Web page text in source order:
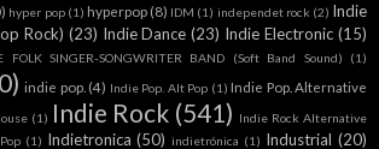
hyper pop (1) hyperpop (8) IDM (1) independet rock (2) Indie
Rock) (23) Indie Dance (23) Indie Electronic (15)
FOLK SINGER-SONGWRITER BAND (Soft Band Sound) (1)
indie pop. (4) Indie Pop. Alt Pop (1) Indie Pop. Alternative
(1) Indie Rock (541) Indie Rock Alternative
(1) Indietronica (50) indietrónica (1) Industrial (20)